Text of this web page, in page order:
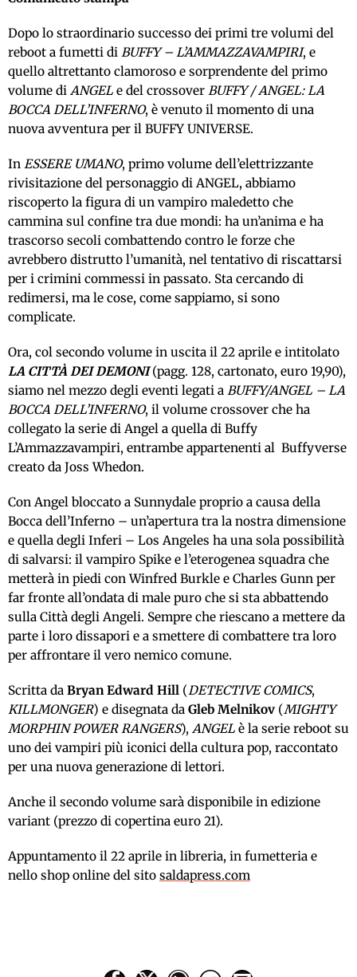
Dopo lo straordinario successo dei primi tre volumi del
reboot a fumetti di BUFFY – L’AMMAZZAVAMPIRI, e
quello altrettanto clamoroso e sorprendente del primo
volume di ANGEL e del crossover BUFFY / ANGEL: LA
BOCCA DELL’INFERNO, è venuto il momento di una
nuova avventura per il BUFFY UNIVERSE.
In ESSERE UMANO, primo volume dell’elettrizzante
rivisitazione del personaggio di ANGEL, abbiamo
riscoperto la figura di un vampiro maledetto che
cammina sul confine tra due mondi: ha un’anima e ha
trascorso secoli combattendo contro le forze che
avrebbero distrutto l’umanità, nel tentativo di riscattarsi
per i crimini commessi in passato. Sta cercando di
redimersi, ma le cose, come sappiamo, si sono
complicate.
Ora, col secondo volume in uscita il 22 aprile e intitolato
LA CITTÀ DEI DEMONI(pagg. 128, cartonato, euro 19,90),
siamo nel mezzo degli eventi legati a BUFFY/ANGEL – LA
BOCCA DELL’INFERNO, il volume crossover che ha
collegato la serie di Angel a quella di Buffy
L’Ammazzavampiri, entrambe appartenenti al Buffyverse
creato da Joss Whedon.
Con Angel bloccato a Sunnydale proprio a causa della
Bocca dell’Inferno – un’apertura tra la nostra dimensione
e quella degli Inferi – Los Angeles ha una sola possibilità
di salvarsi: il vampiro Spike e l’eterogenea squadra che
metterà in piedi con Winfred Burkle e Charles Gunn per
far fronte all’ondata di male puro che si sta abbattendo
sulla Città degli Angeli. Sempre che riescano a mettere da
parte i loro dissapori e a smettere di combattere tra loro
per affrontare il vero nemico comune.
Scritta da Bryan Edward Hill (DETECTIVE COMICS,
KILLMONGER) e disegnata da Gleb Melnikov (MIGHTY
MORPHIN POWER RANGERS), ANGEL è la serie reboot su
uno dei vampiri più iconici della cultura pop, raccontato
per una nuova generazione di lettori.
Anche il secondo volume sarà disponibile in edizione
variant (prezzo di copertina euro 21).
Appuntamento il 22 aprile in libreria, in fumetteria e
nello shop online del sito saldapress.com